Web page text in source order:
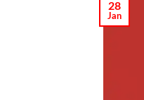
28
Jan